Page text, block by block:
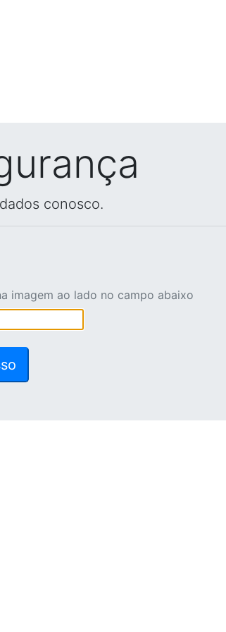
conosco.
imagem ao lado no campo abaixo